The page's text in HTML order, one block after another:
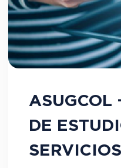
ASUGCOL
DE